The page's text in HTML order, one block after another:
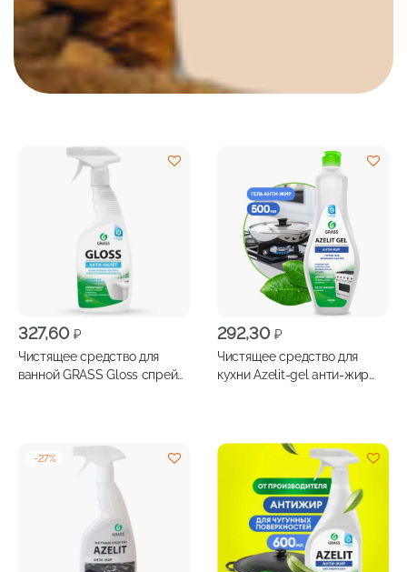
327,60 ₽
Чистящее средство для
ванной GRASS Gloss спрей
292,30 ₽
Чистящее средство для
кухни Azelit-gel анти-жир
-27%